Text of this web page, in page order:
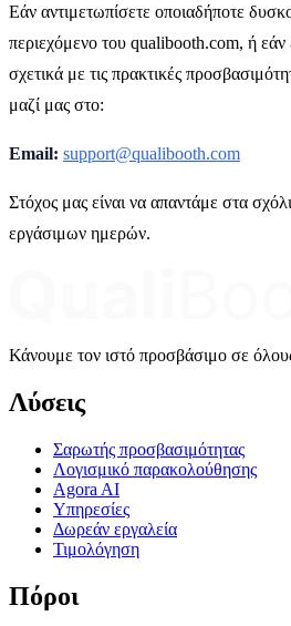
Εάν αντιμετωπίσετε οποιαδήποτε
περιεχόμενο του qualibooth.com, ή εάν
σχετικά με τις πρακτικές
μαζί μας στο:
Email: support@qualibooth.com
Στόχος μας είναι να απαντάμε στα
εργάσιμων ημερών.
Κάνουμε τον ιστό προσβάσιμο σε
Λύσεις
Σαρωτής προσβασιμότητας
Λογισμικό παρακολούθησης
Agora AI
Υπηρεσίες
Δωρεάν εργαλεία
Τιμολόγηση
Πόροι